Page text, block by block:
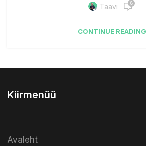
Taavi 8
CONTINUE READING
Kiirmenüü
Avaleht